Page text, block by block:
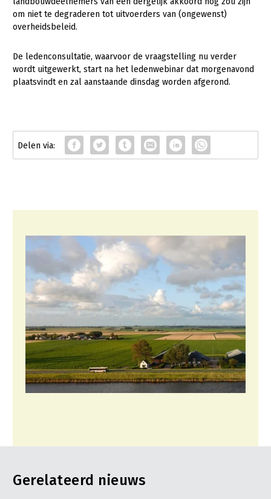
Medewerkers
Vacatures
Contact
om niet te degraderen tot uitvoerders van (ongewenst)
overheidsbeleid.
De ledenconsultatie, waarvoor de vraagstelling nu verder
wordt uitgewerkt, start na het ledenwebinar dat morgenavond
plaatsvindt en zal aanstaande dinsdag worden afgerond.
Gerelateerd nieuws